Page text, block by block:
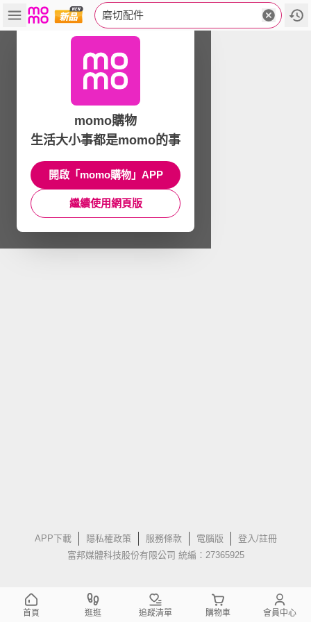
磨切配件
APP下載 隱私權政策 服務條款 電腦版
登入/註冊
富邦媒體科技股份有限公司 統編：27365925
momo購物
生活大小事都是momo的事
開啟「momo購物」APP
繼續使用網頁版
首頁 逛逛 追蹤清單 購物車 會員中心